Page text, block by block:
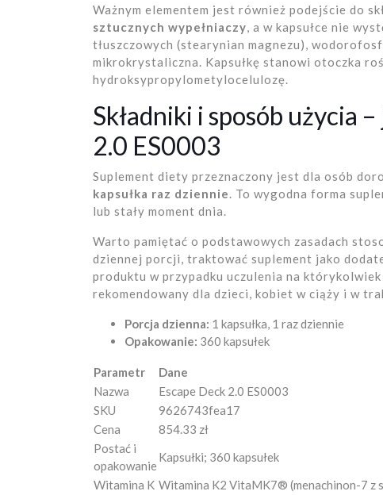
Ważnym elementem jest również podejście do
sztucznych wypełniaczy, a w kapsułce nie
tłuszczowych (stearynian magnezu),
mikrokrystaliczna. Kapsułkę stanowi otoczka
hydroksypropylometylocelulozę.
Składniki i sposób użycia
2.0 ES0003
Suplement diety przeznaczony jest dla osób
kapsułka raz dziennie. To wygodna forma
lub stały moment dnia.
Warto pamiętać o podstawowych zasadach
dziennej porcji, traktować suplement jako
produktu w przypadku uczulenia na
rekomendowany dla dzieci, kobiet w ciąży i w
Porcja dzienna: 1 kapsułka, 1 raz dziennie
Opakowanie: 360 kapsułek
Parametr
Dane
Nazwa
Escape Deck 2.0 ES0003
SKU
9626743fea17
Cena
854.33 zł
Postać i
opakowanie
Kapsułki; 360 kapsułek
Witamina K Witamina K2 VitaMK7® (menachinon-7 z